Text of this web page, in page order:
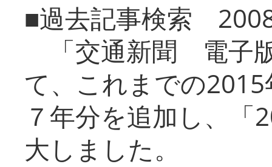
■過去記事検索
「交通新聞 電子
て、これまでの
７年分を追加し、「
大しまし